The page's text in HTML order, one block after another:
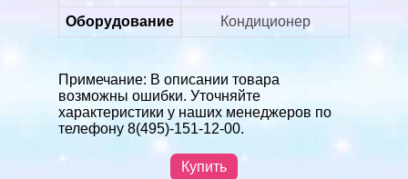
Оборудование
Кондиционер
Примечание: В описании товара
возможны ошибки. Уточняйте
характеристики у наших менеджеров по
телефону 8(495)-151-12-00.
Купить